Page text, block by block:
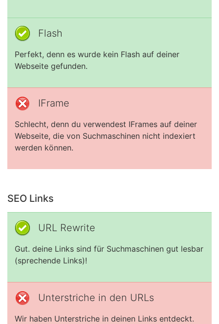
Flash
Perfekt, denn es wurde kein Flash auf deiner
Webseite gefunden.
IFrame
Schlecht, denn du verwendest IFrames auf deiner
Webseite, die von Suchmaschinen nicht indexiert
werden können.
SEO Links
URL Rewrite
Gut. deine Links sind für Suchmaschinen gut lesbar
(sprechende Links)!
Unterstriche in den URLs
Wir haben Unterstriche in deinen Links entdeckt.